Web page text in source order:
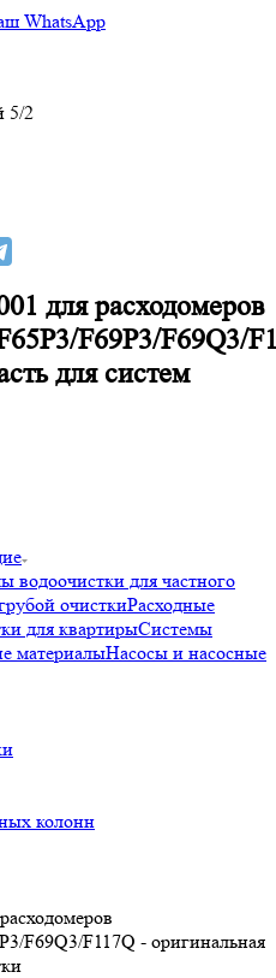
WhatsApp
5/2
для расходомеров
F69P3/F69Q3/
для систем
водоочистки для частного
очисткиРасходные
для квартирыСистемы
материалыНасосы и насосные
колонн
F69Q3/F117Q - оригинальная